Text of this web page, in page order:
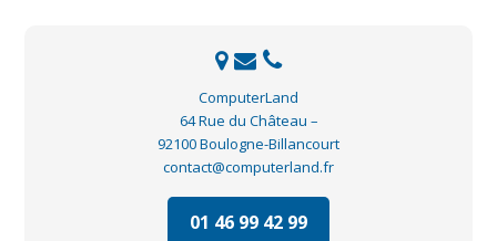
ComputerLand
64 Rue du Château –
92100 Boulogne-Billancourt
contact@computerland.fr
01 46 99 42 99